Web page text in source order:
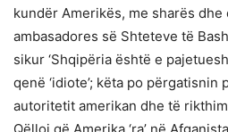
kundër Amerikës, me sharës dhe
ambasadores së Shteteve të
sikur ‘Shqipëria është e
qenë ‘idiote’; këta po përgatisnin
autoritetit amerikan dhe të